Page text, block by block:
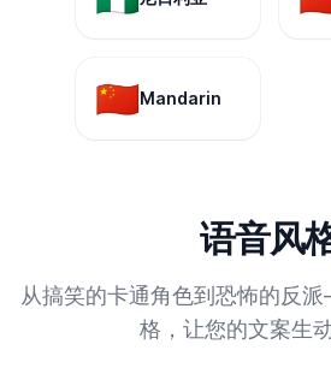
🇨🇳Mandarin
语音风
从搞笑的卡通角色到恐怖的反
格，让您的文案生动